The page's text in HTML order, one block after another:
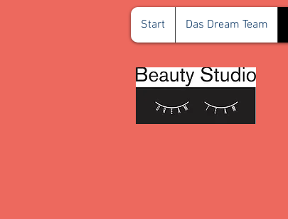
Start Das Dream Team